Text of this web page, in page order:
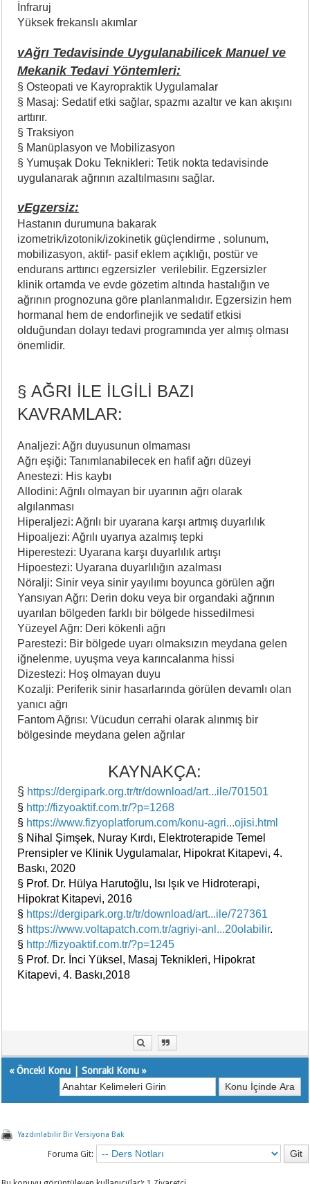
İnfraruj
Yüksek frekanslı akımlar
vAğrı Tedavisinde Uygulanabilicek Manuel ve
Mekanik Tedavi Yöntemleri:
§ Osteopati ve Kayropraktik Uygulamalar
§ Masaj: Sedatif etki sağlar, spazmı azaltır ve kan akışını
arttırır.
§ Traksiyon
§ Manüplasyon ve Mobilizasyon
§ Yumuşak Doku Teknikleri: Tetik nokta tedavisinde
uygulanarak ağrının azaltılmasını sağlar.
vEgzersiz:
Hastanın durumuna bakarak
izometrik/izotonik/izokinetik güçlendirme , solunum,
mobilizasyon, aktif- pasif eklem açıklığı, postür ve
endurans arttırıcı egzersizler verilebilir. Egzersizler
klinik ortamda ve evde gözetim altında hastalığın ve
ağrının prognozuna göre planlanmalıdır. Egzersizin hem
hormanal hem de endorfinejik ve sedatif etkisi
olduğundan dolayı tedavi programında yer almış olması
önemlidir.
§ AĞRI İLE İLGİLİ BAZI
KAVRAMLAR:
Analjezi: Ağrı duyusunun olmaması
Ağrı eşiği: Tanımlanabilecek en hafif ağrı düzeyi
Anestezi: His kaybı
Allodini: Ağrılı olmayan bir uyarının ağrı olarak
algılanması
Hiperaljezi: Ağrılı bir uyarana karşı artmış duyarlılık
Hipoaljezi: Ağrılı uyarıya azalmış tepki
Hiperestezi: Uyarana karşı duyarlılık artışı
Hipoestezi: Uyarana duyarlılığın azalması
Nöralji: Sinir veya sinir yayılımı boyunca görülen ağrı
Yansıyan Ağrı: Derin doku veya bir organdaki ağrının
uyarılan bölgeden farklı bir bölgede hissedilmesi
Yüzeyel Ağrı: Deri kökenli ağrı
Parestezi: Bir bölgede uyarı olmaksızın meydana gelen
iğnelenme, uyuşma veya karıncalanma hissi
Dizestezi: Hoş olmayan duyu
Kozalji: Periferik sinir hasarlarında görülen devamlı olan
yanıcı ağrı
Fantom Ağrısı: Vücudun cerrahi olarak alınmış bir
bölgesinde meydana gelen ağrılar
KAYNAKÇA:
§ https://dergipark.org.tr/tr/download/art...ile/701501
§ http://fizyoaktif.com.tr/?p=1268
§ https://www.fizyoplatforum.com/konu-agri...ojisi.html
§ Nihal Şimşek, Nuray Kırdı, Elektroterapide Temel
Prensipler ve Klinik Uygulamalar, Hipokrat Kitapevi, 4.
Baskı, 2020
§ Prof. Dr. Hülya Harutoğlu, Isı Işık ve Hidroterapi,
Hipokrat Kitapevi, 2016
§ https://dergipark.org.tr/tr/download/art...ile/727361
§ https://www.voltapatch.com.tr/agriyi-anl...20olabilir.
§ http://fizyoaktif.com.tr/?p=1245
§ Prof. Dr. İnci Yüksel, Masaj Teknikleri, Hipokrat
Kitapevi, 4. Baskı,2018
«Önceki Konu |Sonraki Konu »
Yazdırılabilir Bir Versiyona Bak
Foruma Git: